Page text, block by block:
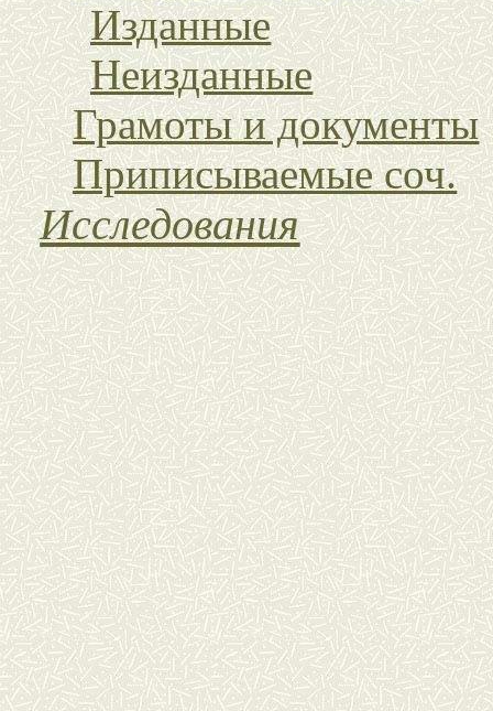
Изданные
Неизданные
Грамоты и документы
Приписываемые соч.
Исследования